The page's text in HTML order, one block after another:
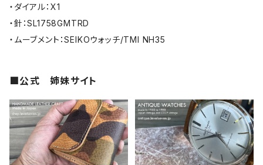
・ダイアル：X1
・針：SL1758GMTRD
・ムーブメント：SEIKOウォッチ/TMI NH35
■公式 姉妹サイト